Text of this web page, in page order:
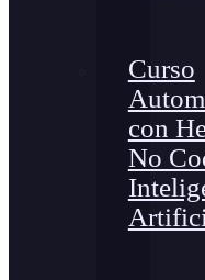
Curso
con
No